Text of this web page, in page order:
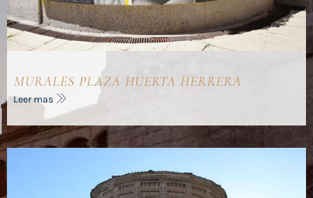
MURALES PLAZA HUERTA HERRERA
Leer mas